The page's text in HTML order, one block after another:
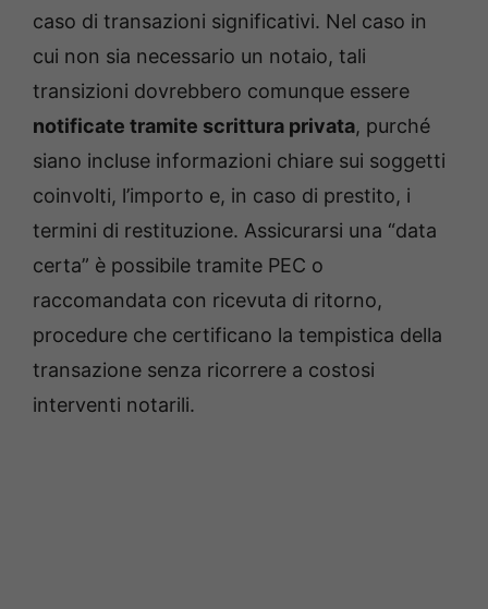
caso di transazioni significativi. Nel caso in
cui non sia necessario un notaio, tali
transizioni dovrebbero comunque essere
notificate tramite scrittura privata, purché
siano incluse informazioni chiare sui soggetti
coinvolti, l’importo e, in caso di prestito, i
termini di restituzione. Assicurarsi una “data
certa” è possibile tramite PEC o
raccomandata con ricevuta di ritorno,
procedure che certificano la tempistica della
transazione senza ricorrere a costosi
interventi notarili.